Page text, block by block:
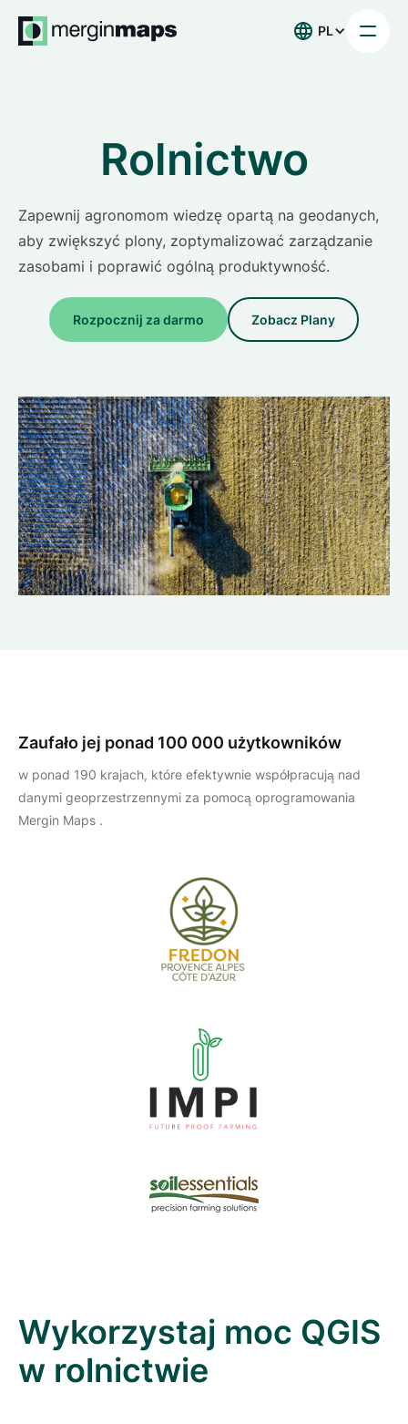
PL
Rolnictwo
Zapewnij agronomom wiedzę opartą na geodanych,
aby zwiększyć plony, zoptymalizować zarządzanie
zasobami i poprawić ogólną produktywność.
Rozpocznij za darmo Zobacz Plany
Zaufało jej ponad 100 000 użytkowników
w ponad 190 krajach, które efektywnie współpracują nad
danymi geoprzestrzennymi za pomocą oprogramowania
Mergin Maps .
Wykorzystaj moc QGIS
w rolnictwie